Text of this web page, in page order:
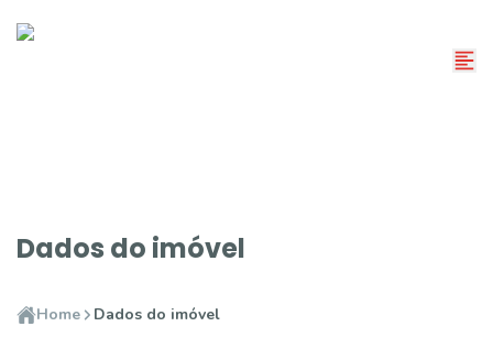
Dados do imóvel
Home Dados do imóvel